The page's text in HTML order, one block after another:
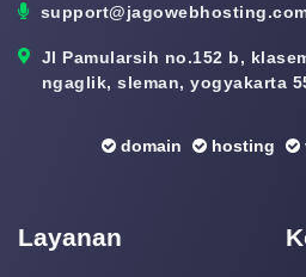
Jl Pamularsih no.152 b,
ngaglik, sleman, yogyakarta
domain hosting
Layanan